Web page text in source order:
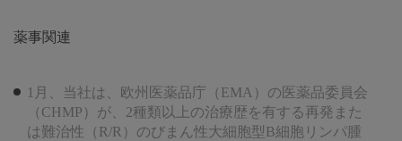
薬事関連
1月、当社は、欧州医薬品庁（EMA）の医薬品委員会
（CHMP）が、2種類以上の治療歴を有する再発また
は難治性（R/R）のびまん性大細胞型B細胞リンパ腫